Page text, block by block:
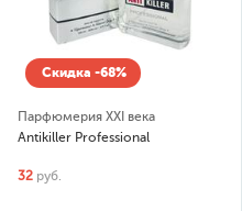
Скидка -68%
Парфюмерия XXI века
Antikiller Professional
32 руб.